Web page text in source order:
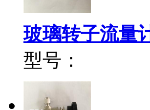
玻璃转子流量
型号：